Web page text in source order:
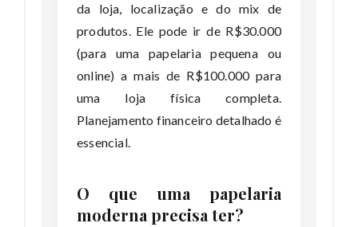
da loja, localização e do mix de
produtos. Ele pode ir de R$30.000
(para uma papelaria pequena ou
online) a mais de R$100.000 para
uma loja física completa.
Planejamento financeiro detalhado é
essencial.
O que uma papelaria
moderna precisa ter?